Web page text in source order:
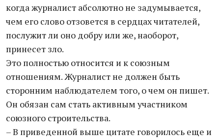
когда журналист абсолютно не задумывается,
чем его слово отзовется в сердцах читателей,
послужит ли оно добру или же, наоборот,
принесет зло.
Это полностью относится и к союзным
отношениям. Журналист не должен быть
сторонним наблюдателем того, о чем он пишет.
Он обязан сам стать активным участником
союзного строительства.
– В приведенной выше цитате говорилось еще и